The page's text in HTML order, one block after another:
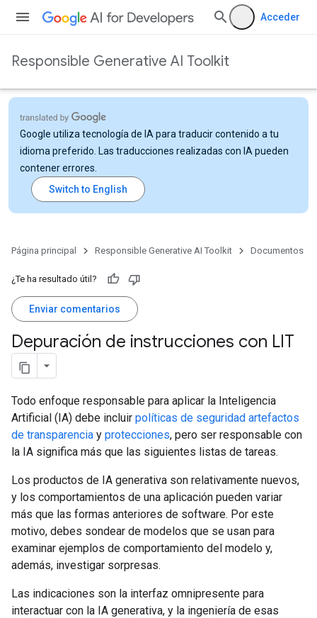
Acceder
Responsible Generative AI Toolkit
Google utiliza tecnología de IA para traducir contenido a tu
idioma preferido. Las traducciones realizadas con IA pueden
contener errores.
Página principal Responsible Generative AI Toolkit Documentos
¿Te ha resultado útil?
Enviar comentarios
Depuración de instrucciones con LIT
Todo enfoque responsable para aplicar la Inteligencia
Artificial (IA) debe incluir políticas de seguridad artefactos
de transparencia y protecciones, pero ser responsable con
la IA significa más que las siguientes listas de tareas.
Los productos de IA generativa son relativamente nuevos,
y los comportamientos de una aplicación pueden variar
más que las formas anteriores de software. Por este
motivo, debes sondear de modelos que se usan para
examinar ejemplos de comportamiento del modelo y,
además, investigar sorpresas.
Las indicaciones son la interfaz omnipresente para
interactuar con la IA generativa, y la ingeniería de esas